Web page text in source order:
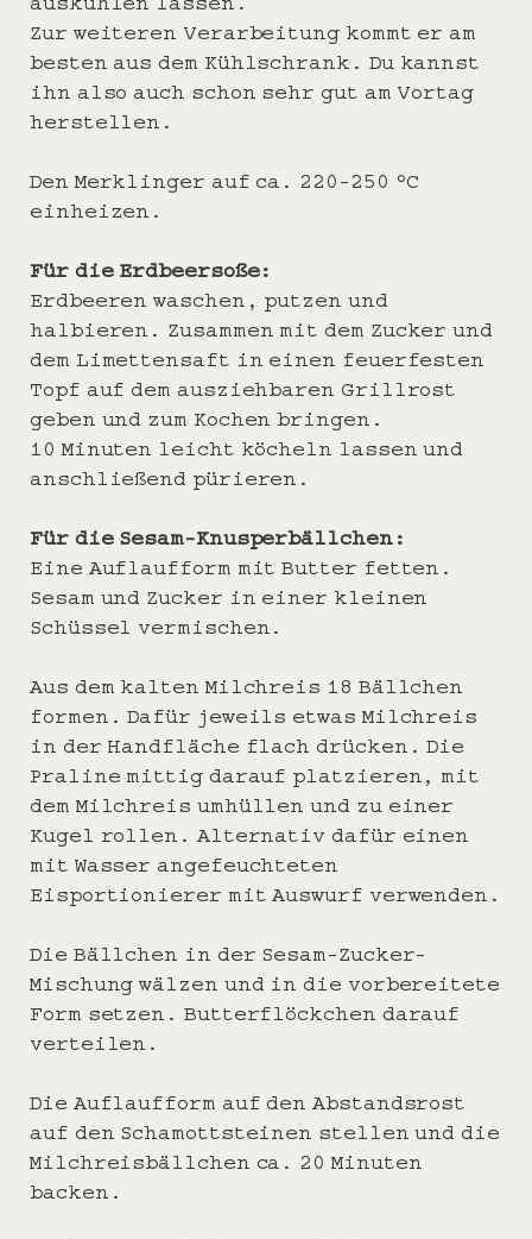
Zur weiteren Verarbeitung kommt er am
besten aus dem Kühlschrank. Du kannst
ihn also auch schon sehr gut am Vortag
herstellen.
Den Merklinger auf ca. 220-250 °C
einheizen.
Für die Erdbeersoße:
Erdbeeren waschen, putzen und
halbieren. Zusammen mit dem Zucker und
dem Limettensaft in einen feuerfesten
Topf auf dem ausziehbaren Grillrost
geben und zum Kochen bringen.
10 Minuten leicht köcheln lassen und
anschließend pürieren.
Für die Sesam-Knusperbällchen:
Eine Auflaufform mit Butter fetten.
Sesam und Zucker in einer kleinen
Schüssel vermischen.
Aus dem kalten Milchreis 18 Bällchen
formen. Dafür jeweils etwas Milchreis
in der Handfläche flach drücken. Die
Praline mittig darauf platzieren, mit
dem Milchreis umhüllen und zu einer
Kugel rollen. Alternativ dafür einen
mit Wasser angefeuchteten
Eisportionierer mit Auswurf verwenden.
Die Bällchen in der Sesam-Zucker-
Mischung wälzen und in die vorbereitete
Form setzen. Butterflöckchen darauf
verteilen.
Die Auflaufform auf den Abstandsrost
auf den Schamottsteinen stellen und die
Milchreisbällchen ca. 20 Minuten
backen.